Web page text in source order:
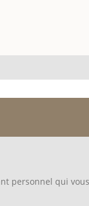
personnel qui